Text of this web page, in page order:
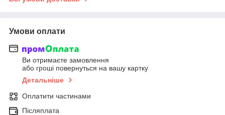
Умови оплати
Ви отримаєте замовлення
або гроші повернуться на вашу картку
Детальніше
Оплатити частинами
Післяплата